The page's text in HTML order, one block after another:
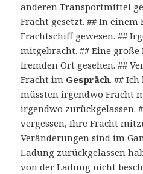
anderen Transportmittel
Fracht gesetzt. ## In
Frachtschiff gewesen. ##
mitgebracht. ## Eine
fremden Ort gesehen. ##
Fracht im Gespräch. ##
müssten irgendwo Fracht
irgendwo zurückgelassen.
vergessen, Ihre Fracht
Veränderungen sind im
Ladung zurückgelassen
von der Ladung nicht